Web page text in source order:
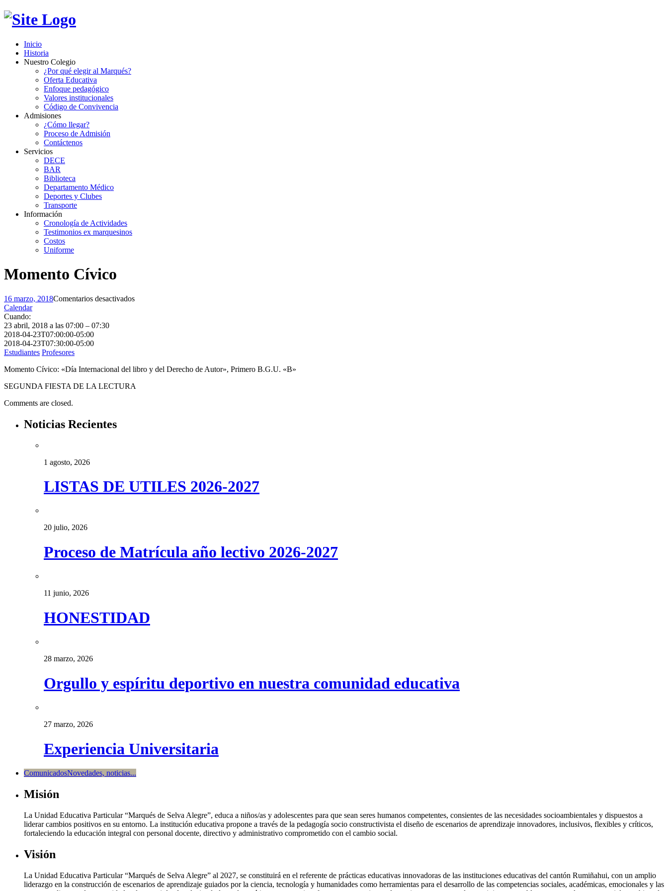
Inicio
Historia
Nuestro Colegio
¿Por qué elegir al Marqués?
Oferta Educativa
Enfoque pedagógico
Valores institucionales
Código de Convivencia
Admisiones
¿Cómo llegar?
Proceso de Admisión
Contáctenos
Servicios
DECE
BAR
Biblioteca
Departamento Médico
Deportes y Clubes
Transporte
Información
Cronología de Actividades
Testimonios ex marquesinos
Costos
Uniforme
Momento Cívico
16 marzo, 2018Comentarios desactivadosen
Calendar
Cuando:
23 abril, 2018 a las 07:00 – 07:30
2018-04-23T07:00:00-05:00
2018-04-23T07:30:00-05:00
Estudiantes Profesores
Momento Cívico: «Día Internacional del libro y del Derecho de Autor», Primero B.G.U. «B»
SEGUNDA FIESTA DE LA LECTURA
Comments are closed.
Noticias Recientes
1 agosto, 2026
LISTAS DE UTILES 2026-2027
20 julio, 2026
Proceso de Matrícula año lectivo 2026-2027
11 junio, 2026
HONESTIDAD
28 marzo, 2026
Orgullo y espíritu deportivo en nuestra comunidad educativa
27 marzo, 2026
Experiencia Universitaria
ComunicadosNovedades, noticias...
Misión
La Unidad Educativa Particular “Marqués de Selva Alegre”, educa a niños/as y adolescentes para que sean seres humanos competentes, consientes de las necesidades socioambientales y dispuestos a
liderar cambios positivos en su entorno. La institución educativa propone a través de la pedagogía socio constructivista el diseño de escenarios de aprendizaje innovadores, inclusivos, flexibles y críticos,
fortaleciendo la educación integral con personal docente, directivo y administrativo comprometido con el cambio social.
Visión
La Unidad Educativa Particular “Marqués de Selva Alegre” al 2027, se constituirá en el referente de prácticas educativas innovadoras de las instituciones educativas del cantón Rumiñahui, con un amplio
liderazgo en la construcción de escenarios de aprendizaje guiados por la ciencia, tecnología y humanidades como herramientas para el desarrollo de las competencias sociales, académicas, emocionales y las